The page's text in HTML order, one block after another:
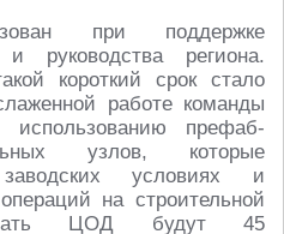
при поддержке
руководства региона.
короткий срок стало
работе команды
префаб-
узлов, которые
условиях и
на строительной
ЦОД будут 45